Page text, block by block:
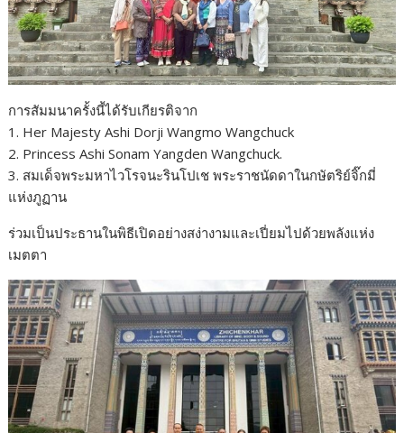
การสัมมนาครั้งนี้ได้รับเกียรติจาก
1. Her Majesty Ashi Dorji Wangmo Wangchuck
2. Princess Ashi Sonam Yangden Wangchuck.
3. สมเด็จพระมหาไวโรจนะรินโปเช พระราชนัดดาในกษัตริย์จิ๊กมี่
แห่งภูฏาน
ร่วมเป็นประธานในพิธีเปิดอย่างสง่างามและเปี่ยมไปด้วยพลังแห่ง
เมตตา